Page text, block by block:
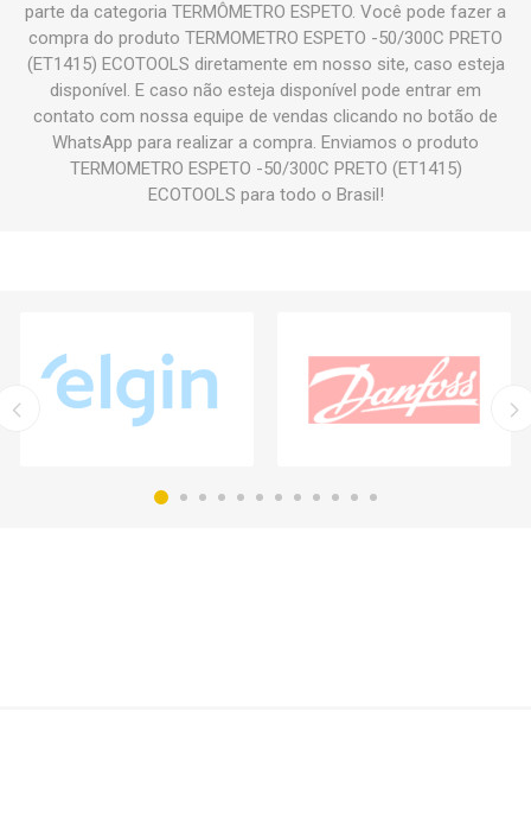
parte da categoria TERMÔMETRO ESPETO. Você pode fazer a
compra do produto TERMOMETRO ESPETO -50/300C PRETO
(ET1415) ECOTOOLS diretamente em nosso site, caso esteja
disponível. E caso não esteja disponível pode entrar em
contato com nossa equipe de vendas clicando no botão de
WhatsApp para realizar a compra. Enviamos o produto
TERMOMETRO ESPETO -50/300C PRETO (ET1415)
ECOTOOLS para todo o Brasil!